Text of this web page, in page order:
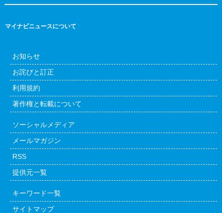
マイナビニュースについて
お知らせ
お詫びと訂正
利用規約
著作権と転載について
ソーシャルメディア
メールマガジン
RSS
提供元一覧
キーワード一覧
サイトマップ